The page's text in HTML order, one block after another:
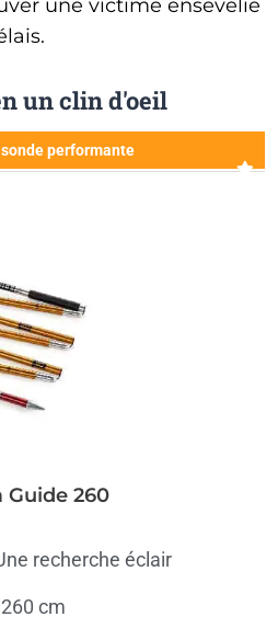
une victime ensevelie
un clin d'oeil
performante
Guide 260
recherche éclair
260 cm